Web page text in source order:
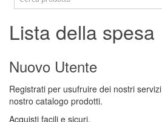
Lista della spesa
Nuovo Utente
Registrati per usufruire dei nostri
nostro catalogo prodotti.
Acquisti facili e sicuri.